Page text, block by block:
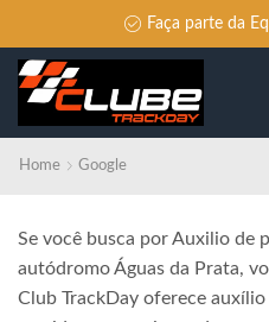
Faça parte da
Home Google
Se você busca por Auxilio de
autódromo Águas da Prata,
Club TrackDay oferece